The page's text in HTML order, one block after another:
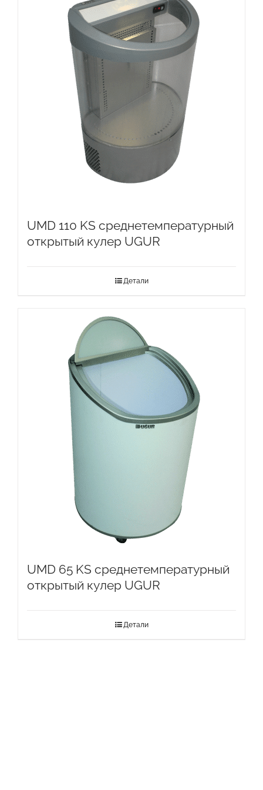
UMD 110 KS среднетемпературный
открытый кулер UGUR
Детали
UMD 65 KS среднетемпературный
открытый кулер UGUR
Детали